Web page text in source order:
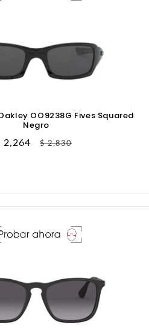
OO9238G Fives Squared
Negro
2,264
Precio
$ 2,830